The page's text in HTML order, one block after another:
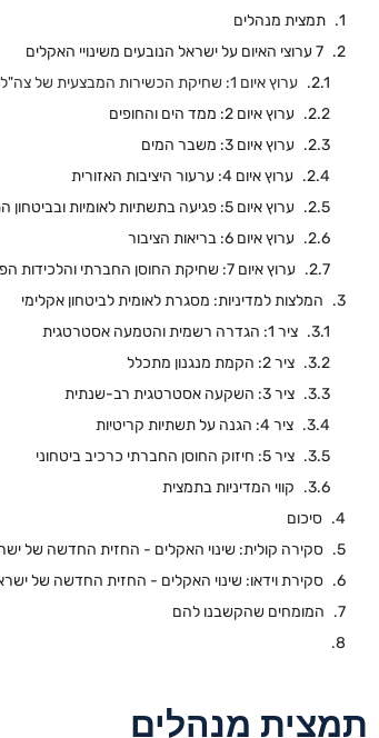
תמצית מנהלים
7 ערוצי האיום על ישראל הנובעים משינויי האקלים
ערוץ איום 1: שחיקת הכשירות המבצעית של צה"ל
ערוץ איום 2: ממד הים והחופים
ערוץ איום 3: משבר המים
ערוץ איום 4: ערעור היציבות האזורית
ערוץ איום 5: פגיעה בתשתיות לאומיות ובביטחון התזונתי
ערוץ איום 6: בריאות הציבור
ערוץ איום 7: שחיקת החוסן החברתי והלכידות הפנימית
המלצות למדיניות: מסגרת לאומית לביטחון אקלימי
ציר 1: הגדרה רשמית והטמעה אסטרטגית
ציר 2: הקמת מנגנון מתכלל
ציר 3: השקעה אסטרטגית רב-שנתית
ציר 4: הגנה על תשתיות קריטיות
ציר 5: חיזוק החוסן החברתי כרכיב ביטחוני
קווי המדיניות בתמצית
סיכום
סקירה קולית: שינוי האקלים - החזית החדשה של
סקירת וידאו: שינוי האקלים - החזית החדשה של
המומחים שהקשבנו להם
תמצית מנהלים